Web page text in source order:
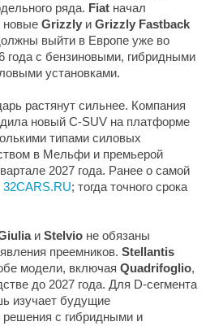
ряда. Fiat начал
новые Grizzly и Grizzly Fastback
выйти в Европе уже во
года с бензиновыми, гибридными
установками.
растянут сильнее. Компания
новый C-SUV на платформе
типами силовых
в Мельфи и премьерой
2027 года. Ранее о самой
32CARS.RU; тогда точного срока
и Stelvio не обязаны
преемников. Stellantis
модели, включая Quadrifoglio,
до 2027 года. Для D-сегмента
изучает будущие
решения с гибридными и